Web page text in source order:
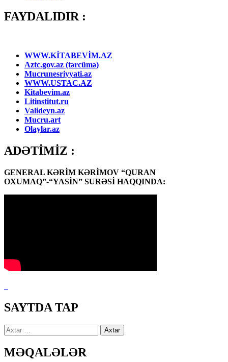
FAYDALIDIR :
WWW.KİTABEVİM.AZ
Aztc.gov.az (tərcümə)
Mucrunesriyyati.az
WWW.USTAC.AZ
Kitabevim.az
Litinstitut.ru
Valideyn.az
Mucru.art
Olaylar.az
ADƏTİMİZ :
GENERAL KƏRİM KƏRİMOV “QURAN
OXUMAQ”-“YASİN” SURƏSİ HAQQINDA:
SAYTDA TAP
Axtarış:
MƏQALƏLƏR